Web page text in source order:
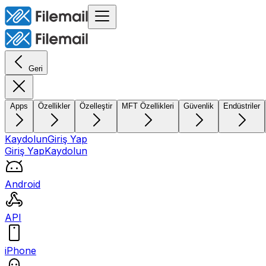
Geri
Apps Özellikler Özelleştir MFT Özellikleri Güvenlik Endüstriler
KaydolunGiriş Yap
Giriş YapKaydolun
Android
API
iPhone